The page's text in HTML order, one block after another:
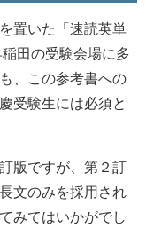
置いた「速読英単
田の受験会場に多
、この参考書への
受験生には必須と
版ですが、第２訂
文のみを採用され
みてはいかがでし